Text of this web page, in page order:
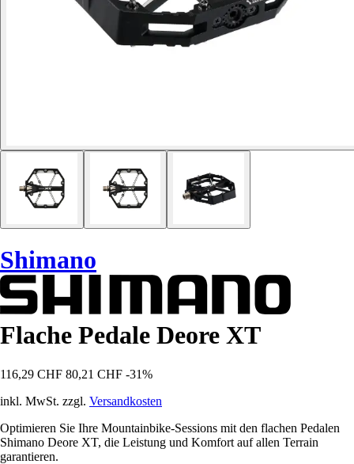
Shimano
Flache Pedale Deore XT
116,29 CHF 80,21 CHF -31%
inkl. MwSt. zzgl. Versandkosten
Optimieren Sie Ihre Mountainbike-Sessions mit den flachen Pedalen
Shimano Deore XT, die Leistung und Komfort auf allen Terrain
garantieren.